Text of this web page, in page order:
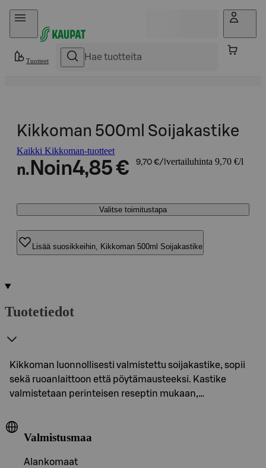
Hyppää sisältöön
Tuotteet
Kikkoman 500ml Soijakastike
Kaikki Kikkoman-tuotteet
n. Noin4,85 € 9,70 €/l vertailuhinta 9,70 €/l
Valitse toimitustapa
Lisää suosikkeihin, Kikkoman 500ml Soijakastike
Tuotetiedot
Kikkoman luonnollisesti valmistettu soijakastike, sopii
sekä ruoanlaittoon että pöytämausteeksi. Kastike
valmistetaan perinteisen reseptin mukaan,…
Valmistusmaa
Alankomaat